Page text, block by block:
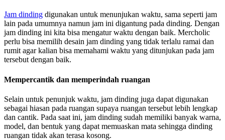
Jam dinding digunakan untuk menunjukan waktu, sama seperti jam
lain pada umumnya namun jam ini digantung pada dinding. Dengan
jam dinding ini kita bisa mengatur waktu dengan baik. Mercholic
perlu bisa memilih desain jam dinding yang tidak terlalu ramai dan
rumit agar kalian bisa memahami waktu yang ditunjukan pada jam
tersebut dengan baik.
Mempercantik dan memperindah ruangan
Selain untuk penunjuk waktu, jam dinding juga dapat digunakan
sebagai hiasan pada ruangan supaya ruangan tersebut lebih lengkap
dan cantik. Pada saat ini, jam dinding sudah memiliki banyak warna,
model, dan bentuk yang dapat memuaskan mata sehingga dinding
ruangan tidak akan terasa kosong.